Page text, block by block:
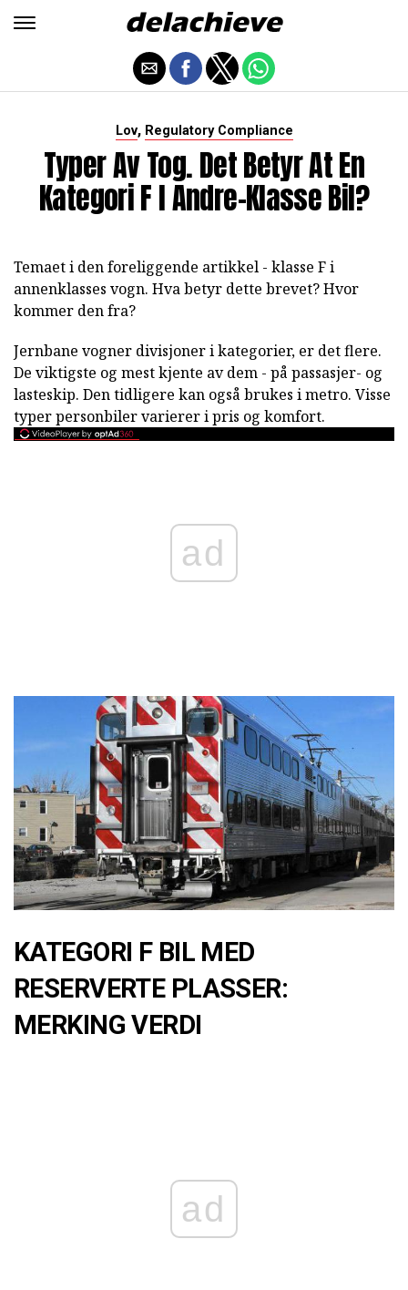
Lov, Regulatory Compliance
Typer Av Tog. Det Betyr At En
Kategori F I Andre-Klasse Bil?
Temaet i den foreliggende artikkel - klasse F i
annenklasses vogn. Hva betyr dette brevet? Hvor
kommer den fra?
Jernbane vogner divisjoner i kategorier, er det flere.
De viktigste og mest kjente av dem - på passasjer- og
lasteskip. Den tidligere kan også brukes i metro. Visse
typer personbiler varierer i pris og komfort.
ad
KATEGORI F BIL MED
RESERVERTE PLASSER:
MERKING VERDI
ad